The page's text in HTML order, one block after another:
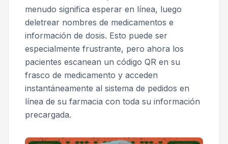
menudo significa esperar en línea, luego
deletrear nombres de medicamentos e
información de dosis. Esto puede ser
especialmente frustrante, pero ahora los
pacientes escanean un código QR en su
frasco de medicamento y acceden
instantáneamente al sistema de pedidos en
línea de su farmacia con toda su información
precargada.